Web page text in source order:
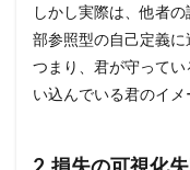
しかし実際は、他者
部参照型の自己定義に
つまり、君が守って
い込んでいる君のイメ